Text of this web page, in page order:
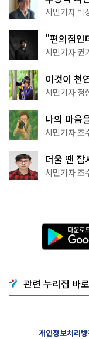
서울둘레길
시민기자 박
"편의점인
한 편의점
시민기자 권
이것이 천
나볼까
시민기자 정
나의 마음
상작 공개!
시민기자 조
더울 땐 잠
·무더위쉼
시민기자 조
l
관련 누리집 바
개인정보처리방